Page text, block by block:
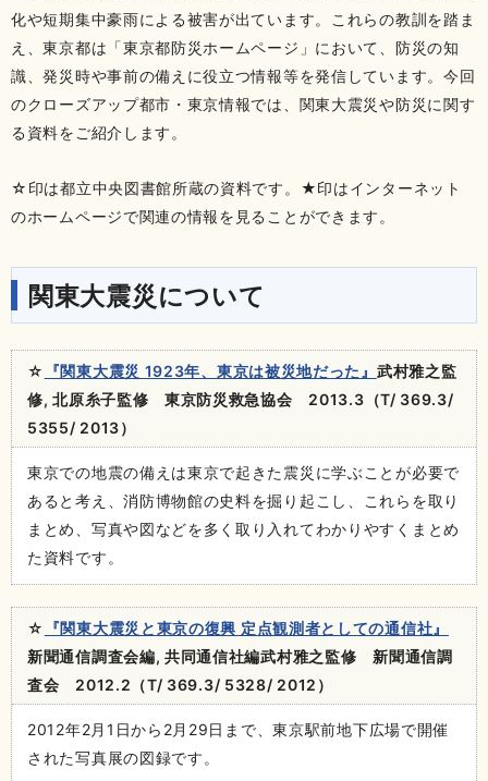
化や短期集中豪雨による被害が出ています。これらの教訓を踏ま
え、東京都は「東京都防災ホームページ」において、防災の知
識、発災時や事前の備えに役立つ情報等を発信しています。今回
のクローズアップ都市・東京情報では、関東大震災や防災に関す
る資料をご紹介します。
☆印は都立中央図書館所蔵の資料です。★印はインターネット
のホームページで関連の情報を見ることができます。
関東大震災について
☆ 『関東大震災 1923年、東京は被災地だった』 武村雅之監
修, 北原糸子監修 東京防災救急協会 2013.3（T/ 369.3/
5355/ 2013）
東京での地震の備えは東京で起きた震災に学ぶことが必要で
あると考え、消防博物館の史料を掘り起こし、これらを取り
まとめ、写真や図などを多く取り入れてわかりやすくまとめ
た資料です。
☆
『関東大震災と東京の復興 定点観測者としての通信社』
新聞通信調査会編, 共同通信社編武村雅之監修 新聞通信調
査会 2012.2（T/ 369.3/ 5328/ 2012）
2012年2月1日から2月29日まで、東京駅前地下広場で開催
された写真展の図録です。